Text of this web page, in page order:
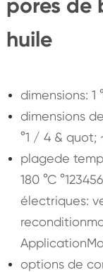
pores de
huile
dimensions:
dimensions
°1 / 4 & quot;
plagede
180 °C
électriques:
options de